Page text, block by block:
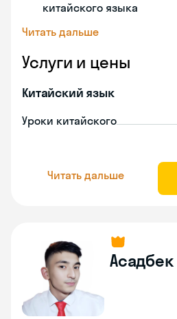
китайского языка
Читать дальше
Услуги и цены
Китайский язык
Уроки китайского
Читать дальше
Асадбек